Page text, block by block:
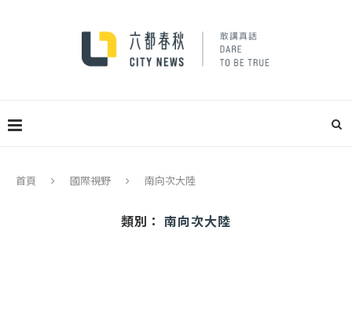
首頁 國際視野 南向次大陸
類別： 南向次大陸